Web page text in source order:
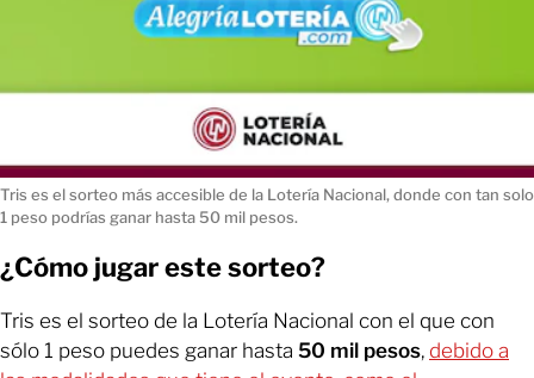
Tris es el sorteo más accesible de la Lotería Nacional, donde con tan solo
1 peso podrías ganar hasta 50 mil pesos.
¿Cómo jugar este sorteo?
Tris es el sorteo de la Lotería Nacional con el que con
sólo 1 peso puedes ganar hasta 50 mil pesos, debido a